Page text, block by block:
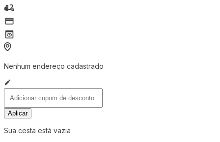
Nenhum endereço cadastrado
Aplicar
Sua cesta está vazia